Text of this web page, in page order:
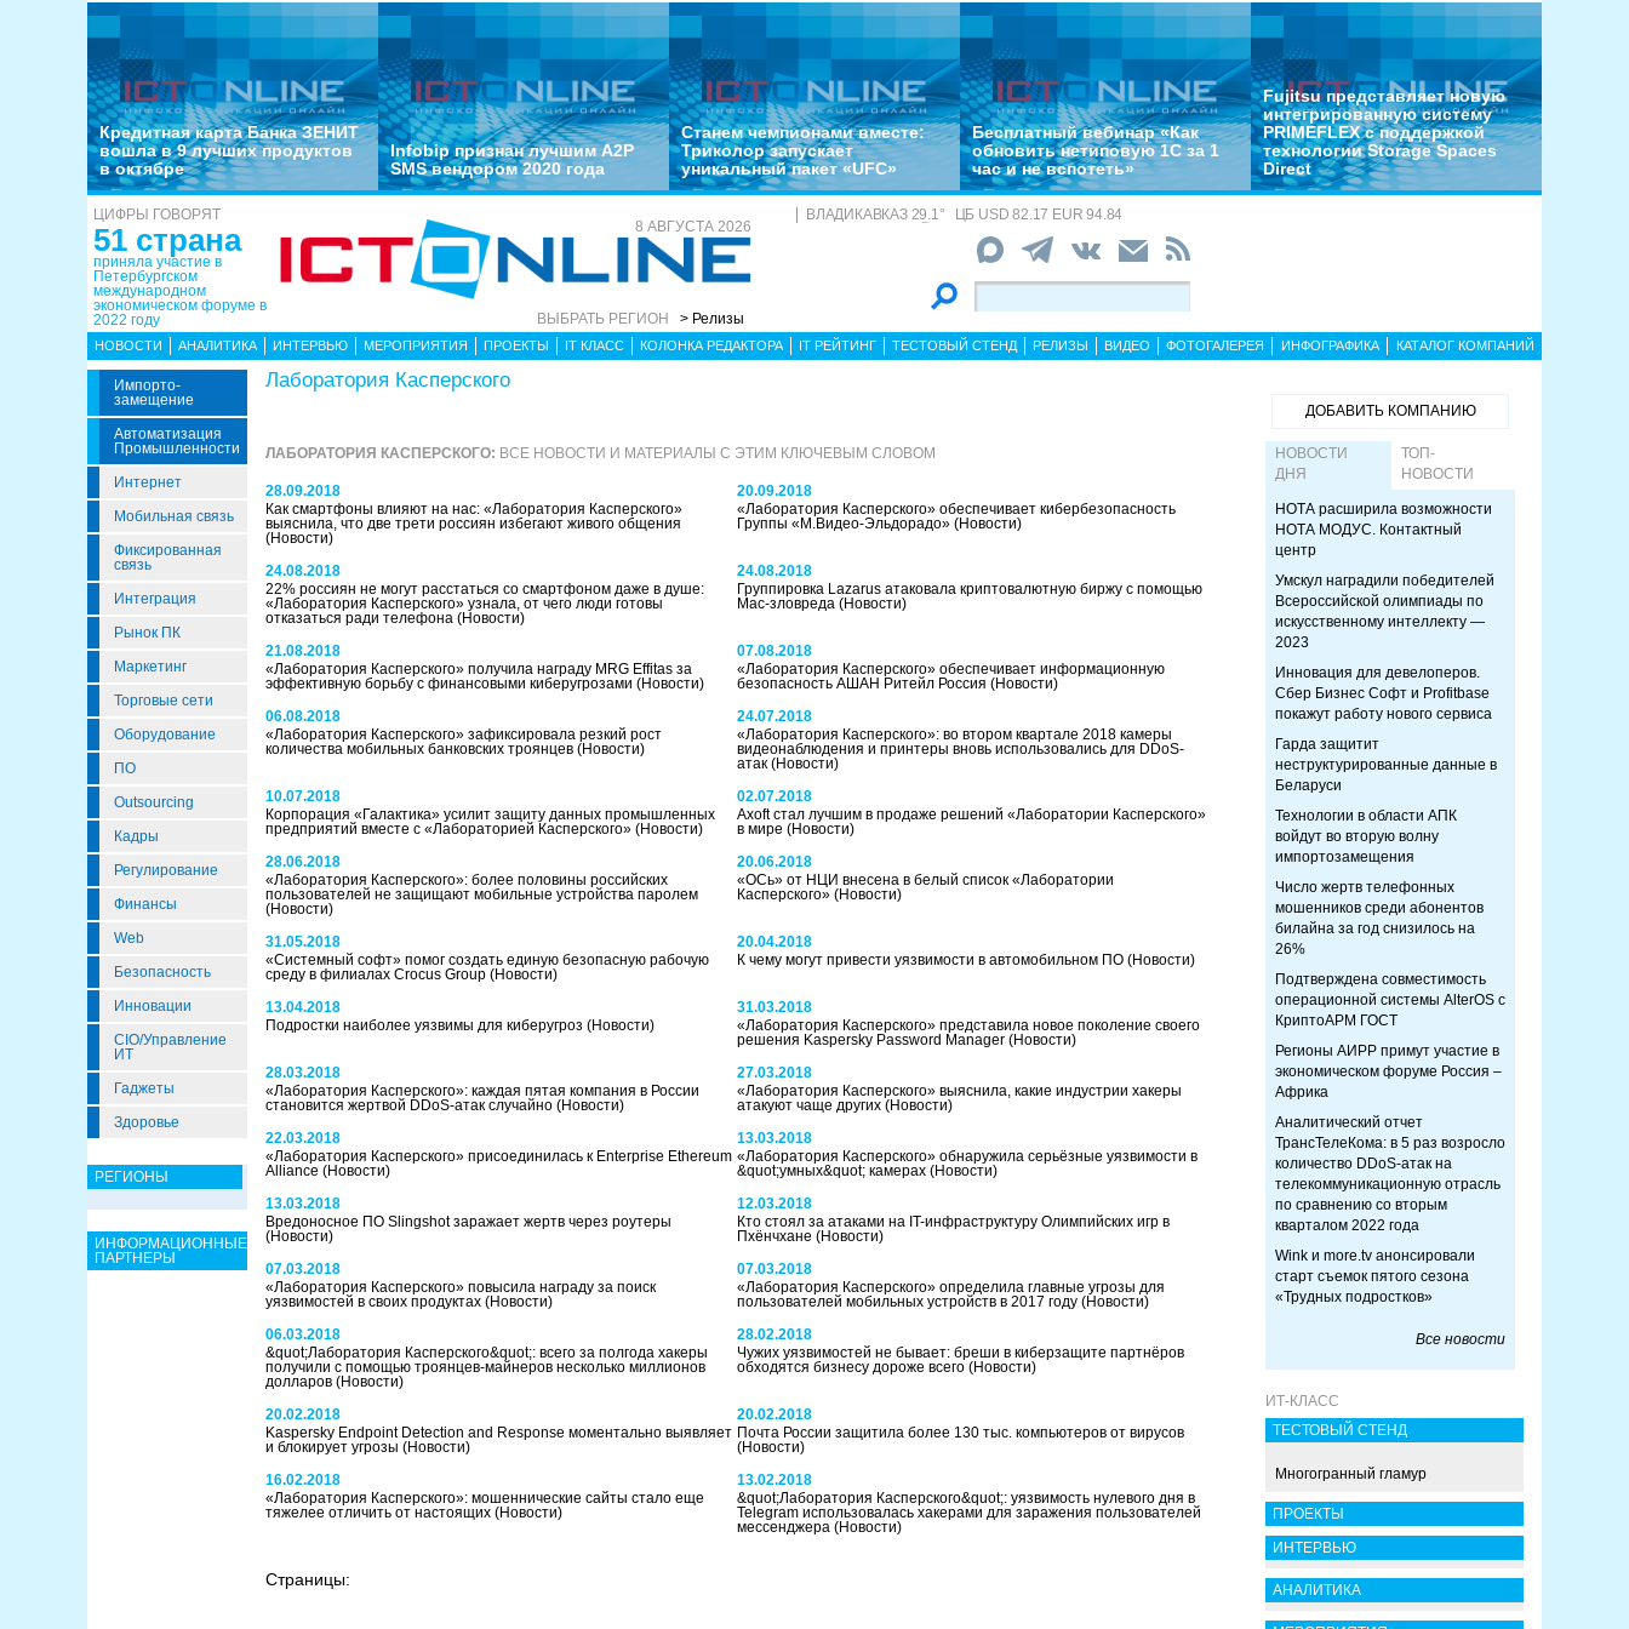
Кредитная карта Банка ЗЕНИТ
вошла в 9 лучших продуктов
в октябре
Infobip признан лучшим A2P
SMS вендором 2020 года
Станем чемпионами вместе:
Триколор запускает
уникальный пакет «UFC»
Бесплатный вебинар «Как
обновить нетиповую 1С за 1
час и не вспотеть»
Fujitsu представляет новую
интегрированную систему
PRIMEFLEX с поддержкой
технологии Storage Spaces
Direct
ЦИФРЫ ГОВОРЯТ
51 страна
приняла участие в
Петербургском
международном
экономическом форуме в
2022 году
8 АВГУСТА 2026
ВЫБРАТЬ РЕГИОН > Релизы
ВЛАДИКАВКАЗ 29.1° ЦБ USD 82.17 EUR 94.84
НОВОСТИ АНАЛИТИКА ИНТЕРВЬЮ МЕРОПРИЯТИЯ ПРОЕКТЫ IT КЛАСС КОЛОНКА РЕДАКТОРА IT РЕЙТИНГ ТЕСТОВЫЙ СТЕНД РЕЛИЗЫ ВИДЕО ФОТОГАЛЕРЕЯ ИНФОГРАФИКА КАТАЛОГ КОМПАНИЙ
Импорто­
Замещение
Автоматизация
Промышленности
Интернет
Мобильная связь
Фиксированная
связь
Интеграция
Рынок ПК
Маркетинг
Торговые сети
Оборудование
ПО
Outsourcing
Кадры
Регулирование
Финансы
Web
Безопасность
Инновации
CIO/Управление
ИТ
Гаджеты
Здоровье
РЕГИОНЫ
ИНФОРМАЦИОННЫЕ
ПАРТНЕРЫ
Лаборатория Касперского
ЛАБОРАТОРИЯ КАСПЕРСКОГО: ВСЕ НОВОСТИ И МАТЕРИАЛЫ С ЭТИМ КЛЮЧЕВЫМ СЛОВОМ
28.09.2018
Как смартфоны влияют на нас: «Лаборатория Касперского»
выяснила, что две трети россиян избегают живого общения
(Новости)
20.09.2018
«Лаборатория Касперского» обеспечивает кибербезопасность
Группы «М.Видео-Эльдорадо» (Новости)
24.08.2018
22% россиян не могут расстаться со смартфоном даже в душе:
«Лаборатория Касперского» узнала, от чего люди готовы
отказаться ради телефона (Новости)
24.08.2018
Группировка Lazarus атаковала криптовалютную биржу с помощью
Mac-зловреда (Новости)
21.08.2018
«Лаборатория Касперского» получила награду MRG Effitas за
эффективную борьбу с финансовыми киберугрозами (Новости)
07.08.2018
«Лаборатория Касперского» обеспечивает информационную
безопасность АШАН Ритейл Россия (Новости)
06.08.2018
«Лаборатория Касперского» зафиксировала резкий рост
количества мобильных банковских троянцев (Новости)
24.07.2018
«Лаборатория Касперского»: во втором квартале 2018 камеры
видеонаблюдения и принтеры вновь использовались для DDoS-
атак (Новости)
10.07.2018
Корпорация «Галактика» усилит защиту данных промышленных
предприятий вместе с «Лабораторией Касперского» (Новости)
02.07.2018
Axoft стал лучшим в продаже решений «Лаборатории Касперского»
в мире (Новости)
28.06.2018
«Лаборатория Касперского»: более половины российских
пользователей не защищают мобильные устройства паролем
(Новости)
20.06.2018
«ОСь» от НЦИ внесена в белый список «Лаборатории
Касперского» (Новости)
31.05.2018
«Системный софт» помог создать единую безопасную рабочую
среду в филиалах Crocus Group (Новости)
20.04.2018
К чему могут привести уязвимости в автомобильном ПО (Новости)
13.04.2018
Подростки наиболее уязвимы для киберугроз (Новости)
31.03.2018
«Лаборатория Касперского» представила новое поколение своего
решения Kaspersky Password Manager (Новости)
28.03.2018
«Лаборатория Касперского»: каждая пятая компания в России
становится жертвой DDoS-атак случайно (Новости)
27.03.2018
«Лаборатория Касперского» выяснила, какие индустрии хакеры
атакуют чаще других (Новости)
22.03.2018
«Лаборатория Касперского» присоединилась к Enterprise Ethereum
Alliance (Новости)
13.03.2018
«Лаборатория Касперского» обнаружила серьёзные уязвимости в
&quot;умных&quot; камерах (Новости)
13.03.2018
Вредоносное ПО Slingshot заражает жертв через роутеры
(Новости)
12.03.2018
Кто стоял за атаками на IT-инфраструктуру Олимпийских игр в
Пхёнчхане (Новости)
07.03.2018
«Лаборатория Касперского» повысила награду за поиск
уязвимостей в своих продуктах (Новости)
07.03.2018
«Лаборатория Касперского» определила главные угрозы для
пользователей мобильных устройств в 2017 году (Новости)
06.03.2018
&quot;Лаборатория Касперского&quot;: всего за полгода хакеры
получили с помощью троянцев-майнеров несколько миллионов
долларов (Новости)
28.02.2018
Чужих уязвимостей не бывает: бреши в киберзащите партнёров
обходятся бизнесу дороже всего (Новости)
20.02.2018
Kaspersky Endpoint Detection and Response моментально выявляет
и блокирует угрозы (Новости)
20.02.2018
Почта России защитила более 130 тыс. компьютеров от вирусов
(Новости)
16.02.2018
«Лаборатория Касперского»: мошеннические сайты стало еще
тяжелее отличить от настоящих (Новости)
13.02.2018
&quot;Лаборатория Касперского&quot;: уязвимость нулевого дня в
Telegram использовалась хакерами для заражения пользователей
мессенджера (Новости)
Страницы:
ДОБАВИТЬ КОМПАНИЮ
НОВОСТИ
ДНЯ
ТОП-
НОВОСТИ
НОТА расширила возможности
НОТА МОДУС. Контактный
центр
Умскул наградили победителей
Всероссийской олимпиады по
искусственному интеллекту —
2023
Инновация для девелоперов.
Сбер Бизнес Софт и Profitbase
покажут работу нового сервиса
Гарда защитит
неструктурированные данные в
Беларуси
Технологии в области АПК
войдут во вторую волну
импортозамещения
Число жертв телефонных
мошенников среди абонентов
билайна за год снизилось на
26%
Подтверждена совместимость
операционной системы AlterOS с
КриптоАРМ ГОСТ
Регионы АИРР примут участие в
экономическом форуме Россия –
Африка
Аналитический отчет
ТрансТелеКома: в 5 раз возросло
количество DDoS-атак на
телекоммуникационную отрасль
по сравнению со вторым
кварталом 2022 года
Wink и more.tv анонсировали
старт съемок пятого сезона
«Трудных подростков»
Все новости
ИТ-КЛАСС
ТЕСТОВЫЙ СТЕНД
Многогранный гламур
ПРОЕКТЫ
ИНТЕРВЬЮ
АНАЛИТИКА